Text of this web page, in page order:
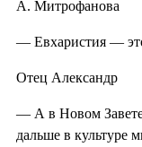
А. Митрофанова
— Евхаристия —
Отец Александр
— А в Новом Завете
дальше в культуре